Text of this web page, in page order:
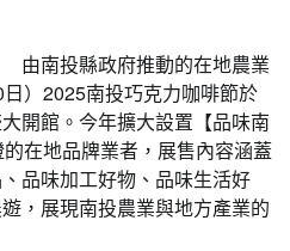
由南投縣政府推動的在地農業
）2025南投巧克力咖啡節於
開館。今年擴大設置【品味南
在地品牌業者，展售內容涵蓋
品味加工好物、品味生活好
，展現南投農業與地方產業的